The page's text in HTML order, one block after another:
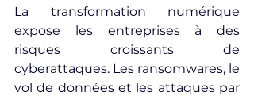
La transformation numérique
expose les entreprises à des
risques croissants de
cyberattaques. Les ransomwares, le
vol de données et les attaques par